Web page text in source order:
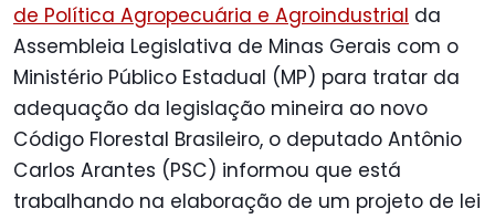
de Política Agropecuária e Agroindustrial da
Assembleia Legislativa de Minas Gerais com o
Ministério Público Estadual (MP) para tratar da
adequação da legislação mineira ao novo
Código Florestal Brasileiro, o deputado Antônio
Carlos Arantes (PSC) informou que está
trabalhando na elaboração de um projeto de lei